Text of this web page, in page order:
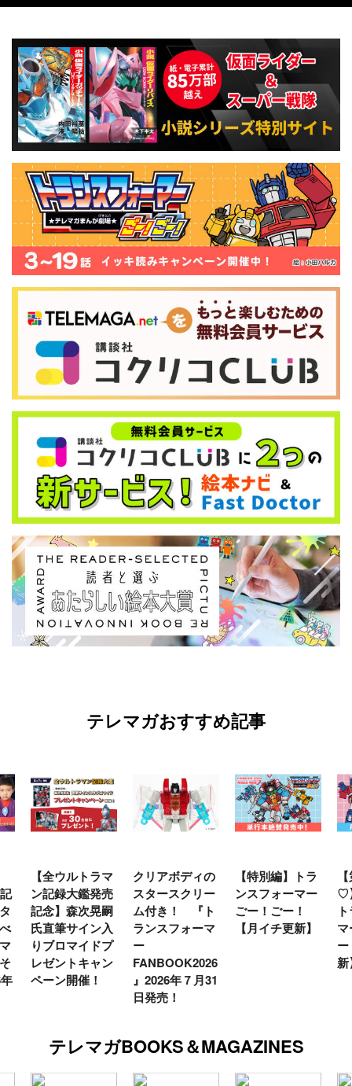
テレマガおすすめ記事
クリアボディの
スタースクリー
ム付き！ 『ト
ランスフォーマ
ー
FANBOOK2026
』2026年７月31
【特別編】トラ
ンスフォーマー
ごー！ごー！
【月イチ更新】
【第6話更新
♡】 わんもあ！
トランスフォー
マーごー！ご
た
テレマガBOOKS＆MAGAZINES